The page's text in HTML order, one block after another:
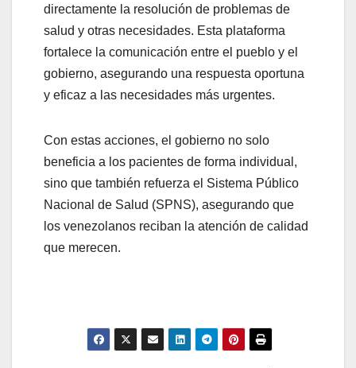
directamente la resolución de problemas de
salud y otras necesidades. Esta plataforma
fortalece la comunicación entre el pueblo y el
gobierno, asegurando una respuesta oportuna
y eficaz a las necesidades más urgentes.
Con estas acciones, el gobierno no solo
beneficia a los pacientes de forma individual,
sino que también refuerza el Sistema Público
Nacional de Salud (SPNS), asegurando que
los venezolanos reciban la atención de calidad
que merecen.